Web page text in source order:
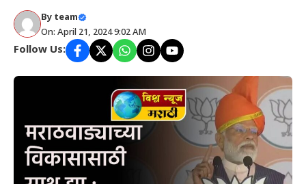
By team
On: April 21, 2024 9:02 AM
Follow Us: